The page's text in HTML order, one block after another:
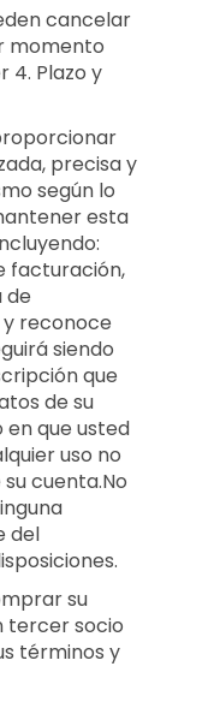
cancelar
momento
4. Plazo y
precisa y
según lo
esta
facturación,
de
reconoce
siendo
que
de su
que usted
uso no
cuenta.No
del
su
tercer socio
términos y